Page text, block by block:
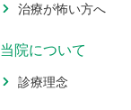
治療が怖い方へ
当院について
診療理念